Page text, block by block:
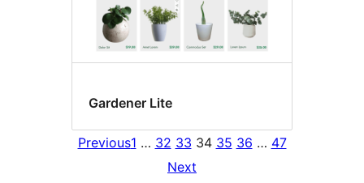
Gardener Lite
Previous1 … 32 33 34 35 36 … 47
Next